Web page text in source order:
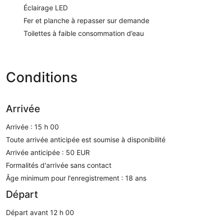
Éclairage LED
Fer et planche à repasser sur demande
Toilettes à faible consommation d’eau
Conditions
Arrivée
Arrivée : 15 h 00
Toute arrivée anticipée est soumise à disponibilité
Arrivée anticipée : 50 EUR
Formalités d'arrivée sans contact
Âge minimum pour l'enregistrement : 18 ans
Départ
Départ avant 12 h 00